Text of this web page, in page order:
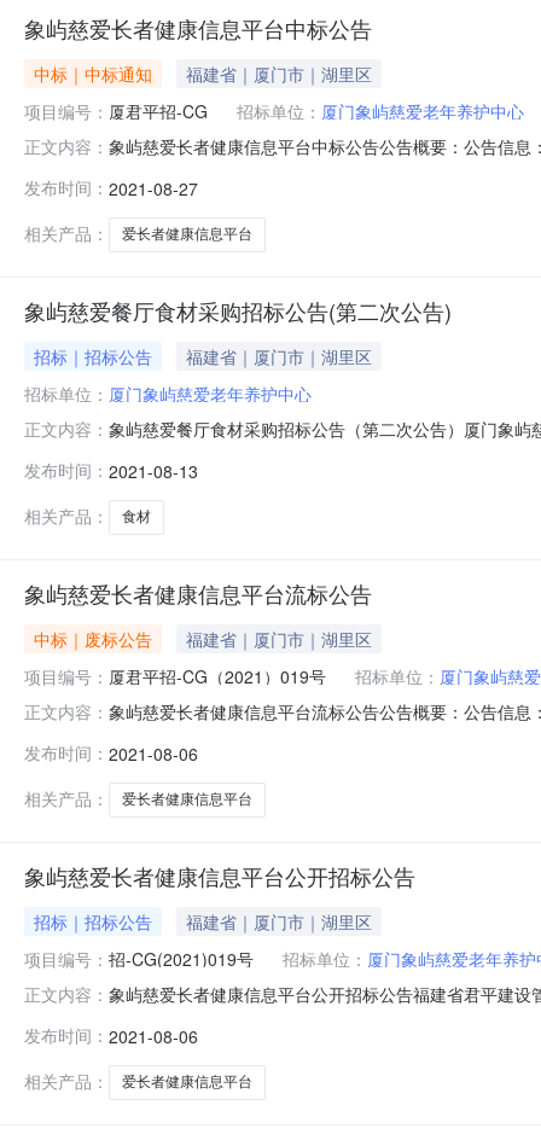
象屿慈爱长者健康信息平台中标公告
中标｜中标通知
福建省｜厦门市｜湖里区
项目编号： 厦君平招-CG 招标单位： 厦门象屿慈爱老年养护中心
正文内容： 象屿慈爱长者健康信息平台中标公告公告概要：公告信
联系人及联系方式：项目联系人小金项目联系电话0592-
称
发布时间： 2021-08-27
相关产品：
爱长者健康信息平台
象屿慈爱餐厅食材采购招标公告(第二次公告)
招标｜招标公告
福建省｜厦门市｜湖里区
招标单位： 厦门象屿慈爱老年养护中心
正文内容： 象屿慈爱餐厅食材采购招标公告（第二次公告）厦门象
计制度，并提交近三年年度的审计报告。3、投标人必须
供相关材料的有效复印件。4、投标人应针对本项
发布时间： 2021-08-13
相关产品：
食材
象屿慈爱长者健康信息平台流标公告
中标｜废标公告
福建省｜厦门市｜湖里区
项目编号： 厦君平招-CG（2021）019号 招标单位： 厦门象屿慈
正文内容： 象屿慈爱长者健康信息平台流标公告公告概要：公告信
心采购单位地址福建省厦门湖里区枋湖东路167号采购单
联系方式小
发布时间： 2021-08-06
相关产品：
爱长者健康信息平台
象屿慈爱长者健康信息平台公开招标公告
招标｜招标公告
福建省｜厦门市｜湖里区
项目编号： 招-CG(2021)019号 招标单位： 厦门象屿慈爱老年养
正文内容： 象屿慈爱长者健康信息平台公开招标公告福建省君平建
话：0592-6682866采购单位联系方式：采购单位：厦门
构：福建省君平建设管理有限
发布时间： 2021-08-06
相关产品：
爱长者健康信息平台